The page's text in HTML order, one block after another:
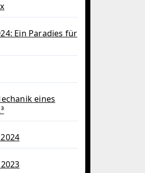
Ein Paradies für
eines